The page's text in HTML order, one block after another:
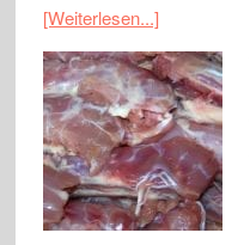
[Weiterlesen...]